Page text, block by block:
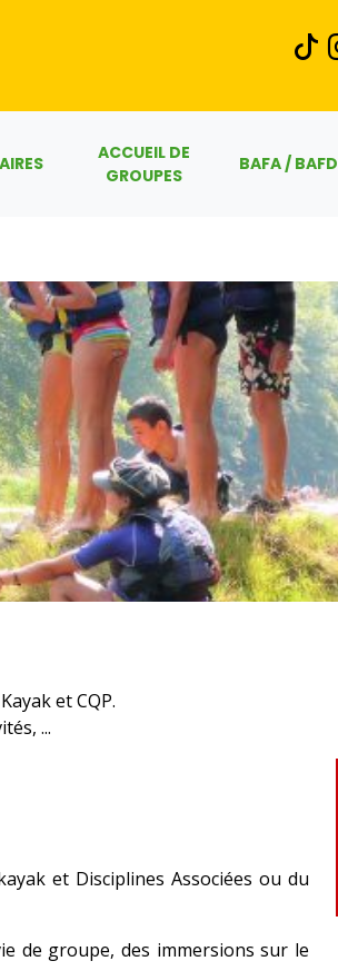
ACCUEIL DE
GROUPES
BAFA / BAFD
et CQP.
...
et Disciplines Associées ou du
de groupe, des immersions sur le